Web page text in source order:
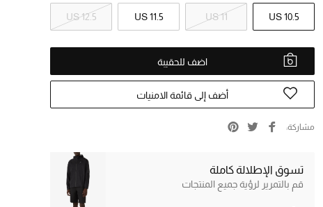
US 10.5
US 11
US 11.5
US 12.5
اضف للحقيبة
أضف إلى قائمة الامنيات
مشاركة
تسوق الإطلالة كاملة
قم بالتمرير لرؤية جميع المنتجات